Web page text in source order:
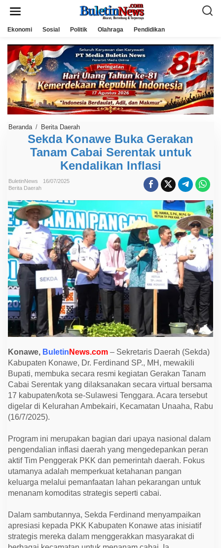
Ekonomi Sosial Politik Olahraga Pendidikan
Beranda / Berita Daerah
k
d
a
K
o
e
B
u
k
a
G
e
r
a
k
a
n
m
C
a
a
i
S
e
r
e
n
t
a
t
k
K
n
d
l
a
n
I
n
Sekda Konawe Buka Gerakan
Tanam Cabai Serentak untuk
Kendalikan Inflasi
BuletinNews
16/07/2025
Berita Daerah
Konawe, Buletin News.com – Sekretaris Daerah (Sekda)
Kabupaten Konawe, Dr. Ferdinand SP., MH, mewakili
Bupati, membuka secara resmi kegiatan Gerakan Tanam
Cabai Serentak yang dilaksanakan secara virtual bersama
17 kabupaten/kota se-Sulawesi Tenggara. Acara tersebut
digelar di Kelurahan Ambekairi, Kecamatan Unaaha, Rabu
(16/7/2025).
Program ini merupakan bagian dari upaya nasional dalam
pengendalian inflasi daerah yang mengedepankan peran
aktif Tim Penggerak PKK dan pemerintah daerah. Fokus
utamanya adalah memperkuat ketahanan pangan
keluarga melalui pemanfaatan lahan pekarangan untuk
menanam komoditas strategis seperti cabai.
Dalam sambutannya, Sekda Ferdinand menyampaikan
apresiasi kepada PKK Kabupaten Konawe atas inisiatif
strategis mereka dalam menggerakkan masyarakat di